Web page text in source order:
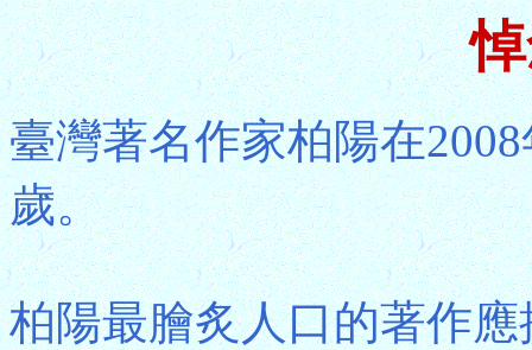
臺灣著名作家柏陽在
歲。
柏陽最膾炙人口的著作